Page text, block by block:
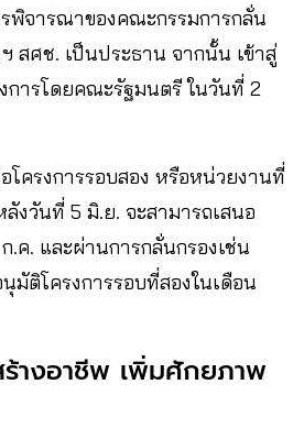
พิจารณาของคณะกรรมการกลั่น
สศช. เป็นประธาน จากนั้น เข้าสู่
การโดยคณะรัฐมนตรี ในวันที่ 2
โครงการรอบสอง หรือหน่วยงานที่
ลังวันที่ 5 มิ.ย. จะสามารถเสนอ
.ค. และผ่านการกลั่นกรองเช่น
มัติโครงการรอบที่สองในเดือน
างอาชีพ เพิ่มศักยภาพ